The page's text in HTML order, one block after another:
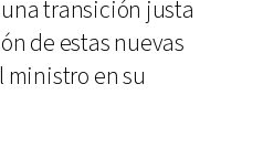
transición justa
de estas nuevas
ministro en su